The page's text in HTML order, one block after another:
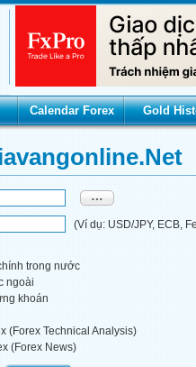
Calendar Forex Gold
(Ví dụ: USD/JPY, ECB,
trong nước
ngoài
khoán
(Forex Technical Analysis)
(Forex News)